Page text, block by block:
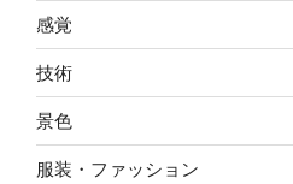
感覚
技術
景色
服装・ファッション